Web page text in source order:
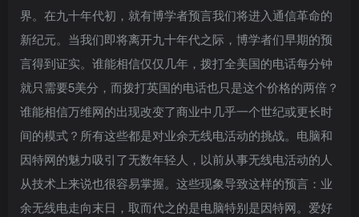
界。在九十年代初，就有博学者预言我们将进入通信革命的
新纪元。当我们即将离开九十年代之际，博学者们早期的预
言得到证实。谁能相信仅仅几年，拨打全美国的电话每分钟
就只需要5美分，而拨打英国的电话也只是这个价格的两倍？
谁能相信万维网的出现改变了商业中几乎一个世纪或更长时
间的模式？所有这些都是对业余无线电活动的挑战。电脑和
因特网的魅力吸引了无数年轻人，以前从事无线电活动的人
从技术上来说也很容易掌握。这些现象导致这样的预言：业
余无线电走向末日，取而代之的是电脑特别是因特网。爱好